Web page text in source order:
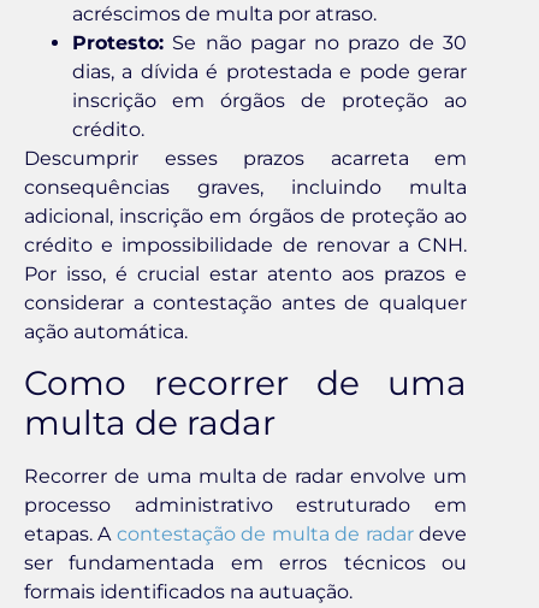
acréscimos de multa por atraso.
Protesto: Se não pagar no prazo de 30
dias, a dívida é protestada e pode gerar
inscrição em órgãos de proteção ao
crédito.
Descumprir esses prazos acarreta em
consequências graves, incluindo multa
adicional, inscrição em órgãos de proteção ao
crédito e impossibilidade de renovar a CNH.
Por isso, é crucial estar atento aos prazos e
considerar a contestação antes de qualquer
ação automática.
Como recorrer de uma
multa de radar
Recorrer de uma multa de radar envolve um
processo administrativo estruturado em
etapas. A contestação de multa de radardeve
ser fundamentada em erros técnicos ou
formais identificados na autuação.